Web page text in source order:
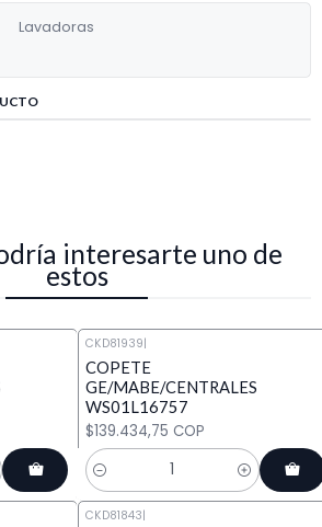
Lavadoras
interesarte uno de
estos
CKD81939|
COPETE
GE/MABE/CENTRALES
WS01L16757
$139.434,75 COP
Cantidad
CKD81843|